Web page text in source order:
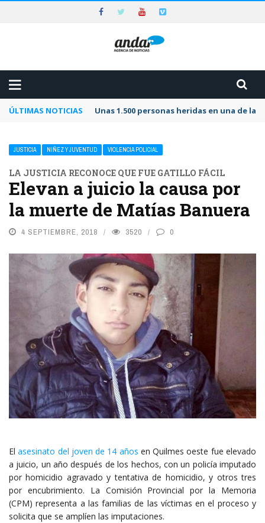
ÚLTIMAS NOTICIAS Unas 1.500 personas heridas en una de
JUSTICIA NIÑEZ Y JUVENTUD VIOLENCIA POLICIAL
LA JUSTICIA RECONOCE QUE FUE GATILLO FÁCIL
Elevan a juicio la causa por
la muerte de Matías Banuera
4 SEPTIEMBRE, 2018 3520 0
Elasesinato del joven de 14 años en Quilmes oeste fue elevado
a juicio, un año después de los hechos, con un policía imputado
por homicidio agravado y tentativa de homicidio, y otros tres
por encubrimiento. La Comisión Provincial por la Memoria
(CPM) representa a las familias de las víctimas en el proceso y
solicita que se amplíen las imputaciones.